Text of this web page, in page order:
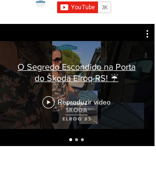
O Segredo Escondido na Porta
do Škoda Elroq RS! ☔
Reproduzir vídeo